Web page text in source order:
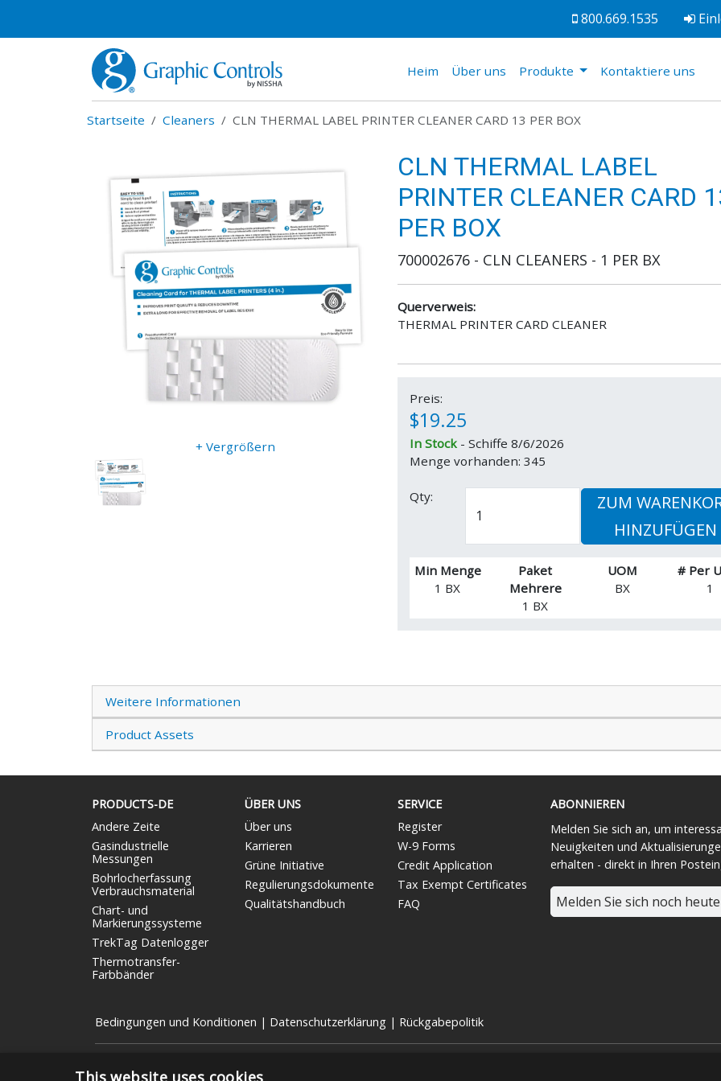
800.669.1535
Heim(current)
Über uns Produkte Kontaktiere uns
Startseite Cleaners CLN THERMAL LABEL PRINTER CLEANER CARD 13 PER BOX
+ Vergrößern
CLN THERMAL LABEL
PRINTER CLEANER CARD
PER BOX
700002676 - CLN CLEANERS - 1 PER BX
Querverweis:
THERMAL PRINTER CARD CLEANER
Preis:
$19.25
In Stock - Schiffe 8/6/2026
Menge vorhanden: 345
Qty:
ZUM
HINZUFÜGEN
Min Menge
1 BX
Paket
Mehrere
1 BX
UOM
BX
# Per
1
Weitere Informationen
Product Assets
PRODUCTS-DE
Andere Zeite
Gasindustrielle
Messungen
Bohrlocherfassung
Verbrauchsmaterial
Chart- und
Markierungssysteme
TrekTag Datenlogger
Thermotransfer-
Farbbänder
ÜBER UNS
Über uns
Karrieren
Grüne Initiative
Regulierungsdokumente
Qualitätshandbuch
SERVICE
Register
W-9 Forms
Credit Application
Tax Exempt Certificates
FAQ
ABONNIEREN
Melden Sie sich an, um
Neuigkeiten und
erhalten - direkt in Ihren
Melden Sie sich noch
Bedingungen und Konditionen | Datenschutzerklärung | Rückgabepolitik
This website uses cookies